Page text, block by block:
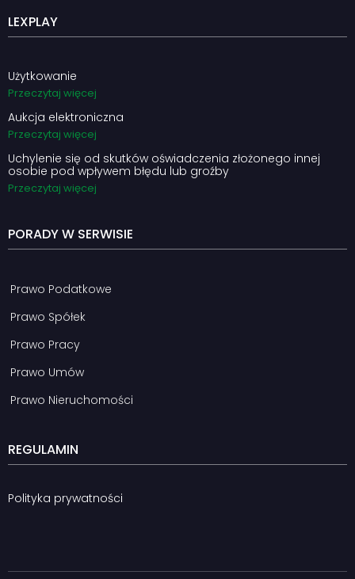
LEXPLAY
Użytkowanie
Przeczytaj więcej
Aukcja elektroniczna
Przeczytaj więcej
Uchylenie się od skutków oświadczenia złożonego innej
osobie pod wpływem błędu lub groźby
Przeczytaj więcej
PORADY W SERWISIE
Prawo Podatkowe
Prawo Spółek
Prawo Pracy
Prawo Umów
Prawo Nieruchomości
REGULAMIN
Polityka prywatności